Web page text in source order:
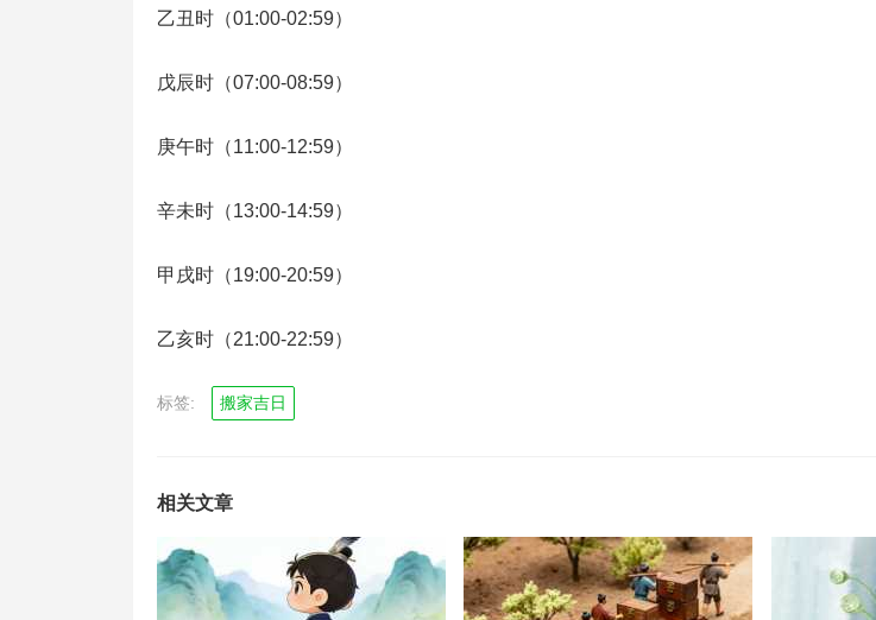
乙丑时（01:00-02:59）
戊辰时（07:00-08:59）
庚午时（11:00-12:59）
辛未时（13:00-14:59）
甲戌时（19:00-20:59）
乙亥时（21:00-22:59）
标签: 搬家吉日
相关文章